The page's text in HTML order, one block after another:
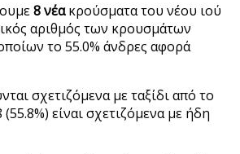
8 νέακρούσματα του νέου ιού
αριθμός των κρουσμάτων
το 55.0% άνδρες αφορά
σχετιζόμενα με ταξίδι από το
είναι σχετιζόμενα με ήδη